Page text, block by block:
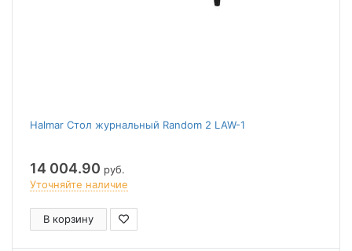
Halmar Стол журнальный Random 2 LAW-1
14 004.90 руб.
Уточняйте наличие
В корзину